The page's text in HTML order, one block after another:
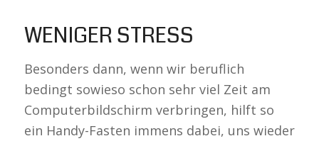
WENIGER STRESS
Besonders dann, wenn wir beruflich
bedingt sowieso schon sehr viel Zeit am
Computerbildschirm verbringen, hilft so
ein Handy-Fasten immens dabei, uns wieder